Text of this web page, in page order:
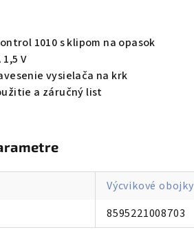
1010 s klipom na opasok
V
vysielača na krk
a záručný list
Výcvikové obojky
8595221008703